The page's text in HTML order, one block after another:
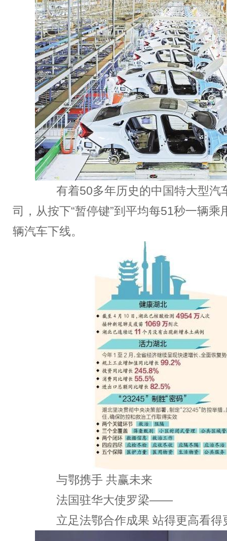
有着50多年历史的中国特大型汽
司，从按下“暂停键”到平均每51秒一辆乘
辆汽车下线。
与鄂携手 共赢未来
法国驻华大使罗梁——
立足法鄂合作成果 站得更高看得